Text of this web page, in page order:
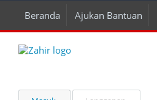
Beranda Ajukan Bantuan